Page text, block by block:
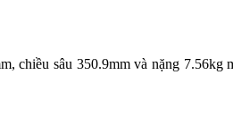
chiều sâu 350.9mm và nặng